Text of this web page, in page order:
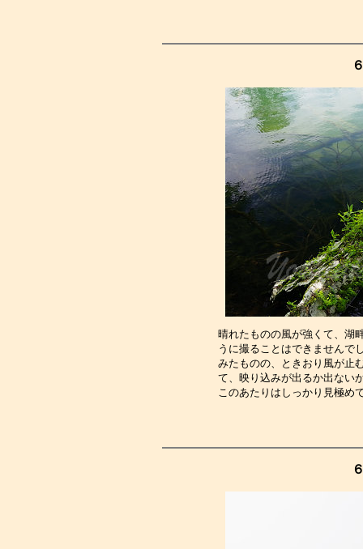
晴れたものの風が強くて、湖
うに撮ることはできませんで
みたものの、ときおり風が止
て、映り込みが出るか出ない
このあたりはしっかり